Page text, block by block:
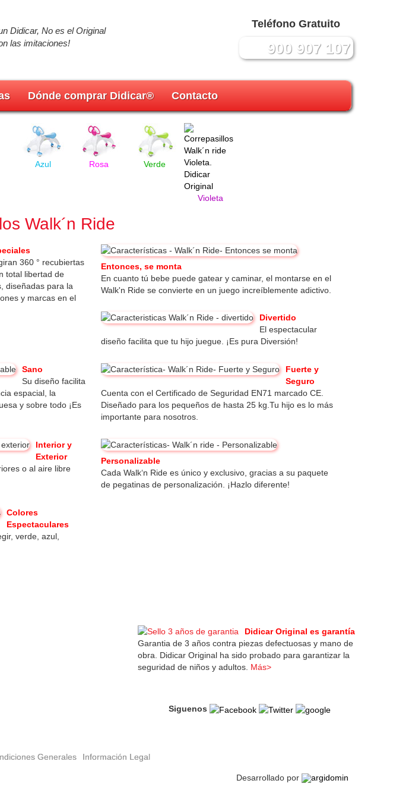
Didicar, No es el Original
las imitaciones!
Teléfono Gratuito
900 907 107
Dónde comprar Didicar® Contacto
Azul Rosa Verde
Violeta
Walk´n Ride
360 ° recubiertas
total libertad de
diseñadas para la
y marcas en el
Entonces, se monta
En cuanto tú bebe puede gatear y caminar, el montarse en el
Walk'n Ride se convierte en un juego increíblemente adictivo.
Divertido
El espectacular
diseño facilita que tu hijo juegue. ¡Es pura Diversión!
Sano
Su diseño facilita
espacial, la
y sobre todo ¡Es
Fuerte y
Seguro
Cuenta con el Certificado de Seguridad EN71 marcado CE.
Diseñado para los pequeños de hasta 25 kg.Tu hijo es lo más
importante para nosotros.
Interior y
Exterior
o al aire libre
Personalizable
Cada Walk‘n Ride es único y exclusivo, gracias a su paquete
de pegatinas de personalización. ¡Hazlo diferente!
Colores
Espectaculares
verde, azul,
Didicar Original es garantía
Garantia de 3 años contra piezas defectuosas y mano de
obra. Didicar Original ha sido probado para garantizar la
seguridad de niños y adultos. Más>
Siguenos
Generales
Información Legal
Desarrollado por argidomin